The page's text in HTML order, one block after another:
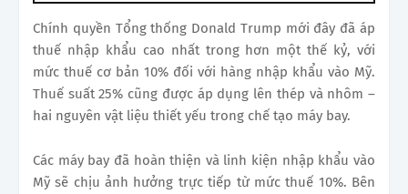
Chính quyền Tổng thống Donald Trump mới đây đã áp
thuế nhập khẩu cao nhất trong hơn một thế kỷ, với
mức thuế cơ bản 10% đối với hàng nhập khẩu vào Mỹ.
Thuế suất 25% cũng được áp dụng lên thép và nhôm –
hai nguyên vật liệu thiết yếu trong chế tạo máy bay.
Các máy bay đã hoàn thiện và linh kiện nhập khẩu vào
Mỹ sẽ chịu ảnh hưởng trực tiếp từ mức thuế 10%. Bên